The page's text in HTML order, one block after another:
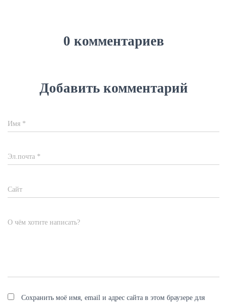
0 комментариев
Добавить комментарий
Имя *
Эл.почта *
Сайт
О чём хотите написать?
Сохранить моё имя, email и адрес сайта в этом браузере для